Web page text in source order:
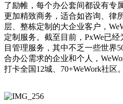
了励帷，每个办公套间都设有专
更加精致商务，适合如咨询、律
层、整栋定制的大企业客户，
定制服务。截至目前，PxWe已
目管理服务，其中不乏一些世界
合办公需求的企业和个人，
打卡全国12城、70+WeWork社区。